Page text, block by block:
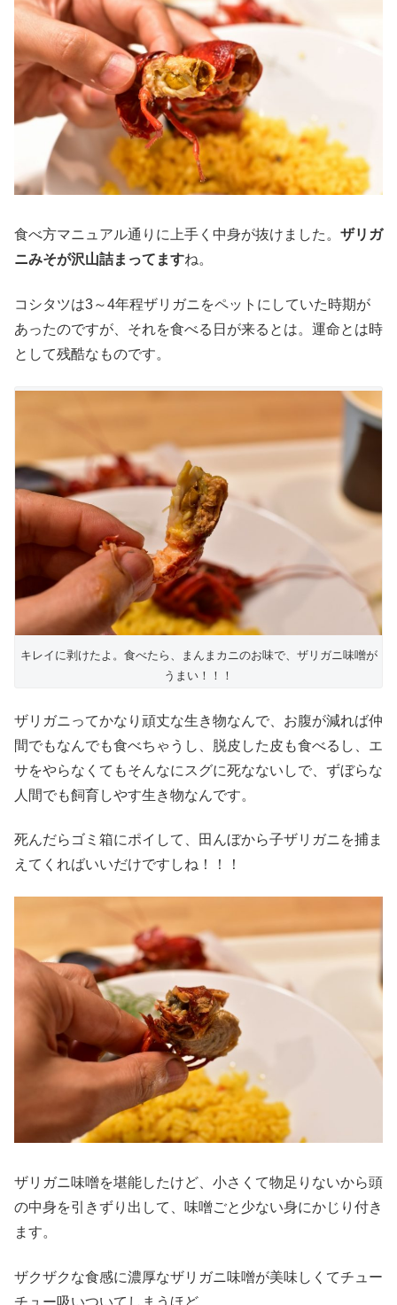
食べ方マニュアル通りに上手く中身が抜けました。 ザリガ
ニみそが沢山詰まってますね。
コシタツは3～4年程ザリガニをペットにしていた時期が
あったのですが、それを食べる日が来るとは。運命とは時
として残酷なものです。
キレイに剥けたよ。食べたら、まんまカニのお味で、ザリガニ味噌が
うまい！！！
ザリガニってかなり頑丈な生き物なんで、お腹が減れば仲
間でもなんでも食べちゃうし、脱皮した皮も食べるし、エ
サをやらなくてもそんなにスグに死なないしで、ずぼらな
人間でも飼育しやす生き物なんです。
死んだらゴミ箱にポイして、田んぼから子ザリガニを捕ま
えてくればいいだけですしね！！！
ザリガニ味噌を堪能したけど、小さくて物足りないから頭
の中身を引きずり出して、味噌ごと少ない身にかじり付き
ます。
ザクザクな食感に濃厚なザリガニ味噌が美味しくてチュー
チュー吸いついてしまうほど。